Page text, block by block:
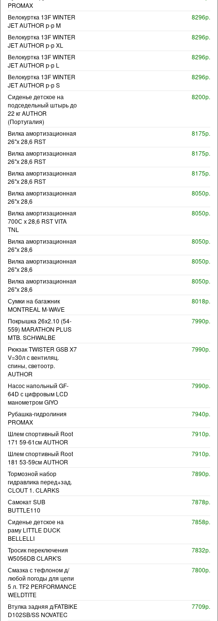
PROMAX
Велокуртка 13F WINTER
JET AUTHOR р-р M
8296р.
Велокуртка 13F WINTER
JET AUTHOR р-р XL
8296р.
Велокуртка 13F WINTER
JET AUTHOR р-р L
8296р.
Велокуртка 13F WINTER
JET AUTHOR р-р S
8296р.
Сиденье детское на
подседельный штырь до
22 кг AUTHOR
(Португалия)
8200р.
Вилка амортизационная
26"х 28,6 RST
8175р.
Вилка амортизационная
26"х 28,6 RST
8175р.
Вилка амортизационная
26"х 28,6 RST
8175р.
Вилка амортизационная
26"х 28,6
8050р.
Вилка амортизационная
700С х 28,6 RST VITA
TNL
8050р.
Вилка амортизационная
26"х 28,6
8050р.
Вилка амортизационная
26"х 28,6
8050р.
Вилка амортизационная
26"х 28,6
8050р.
Сумки на багажник
MONTREAL M-WAVE
8018р.
Покрышка 26x2.10 (54-
559) MARATHON PLUS
MTB. SCHWALBE
7990р.
Рюкзак TWISTER GSB X7
V=30л с вентиляц.
спины, светоотр.
AUTHOR
7990р.
Насос напольный GF-
64D с цифровым LCD
манометром GIYO
7990р.
Рубашка-гидролиния
PROMAX
7940р.
Шлем спортивный Root
171 59-61см AUTHOR
7910р.
Шлем спортивный Root
181 53-59см AUTHOR
7910р.
Тормозной набор
гидравлика перед+зад.
CLOUT 1. CLARKS
7890р.
Самокат SUB
BUTTLE110
7878р.
Сиденье детское на
раму LITTLE DUCK
BELLELLI
7858р.
Тросик переключения
W5056DB CLARK'S
7832р.
Смазка с тефлоном д/
любой погоды для цепи
5 л. TF2 PERFORMANCE
WELDTITE
7800р.
Втулка задняя д/FATBIKE
D102SB/SS NOVATEC
7709р.